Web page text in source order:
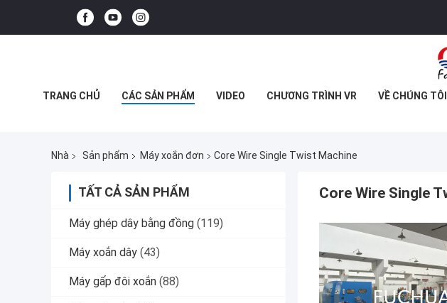
TRANG CHỦ CÁC SẢN PHẨM VIDEO CHƯƠNG TRÌNH VR VỀ CHÚNG TÔI
Nhà Sản phẩm Máy xoắn đơn Core Wire Single Twist Machine
TẤT CẢ SẢN PHẨM
Máy ghép dây bằng đồng (119)
Máy xoắn dây (43)
Máy gấp đôi xoắn (88)
Core Wire Single